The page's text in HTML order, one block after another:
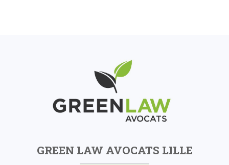
GREEN LAW AVOCATS LILLE